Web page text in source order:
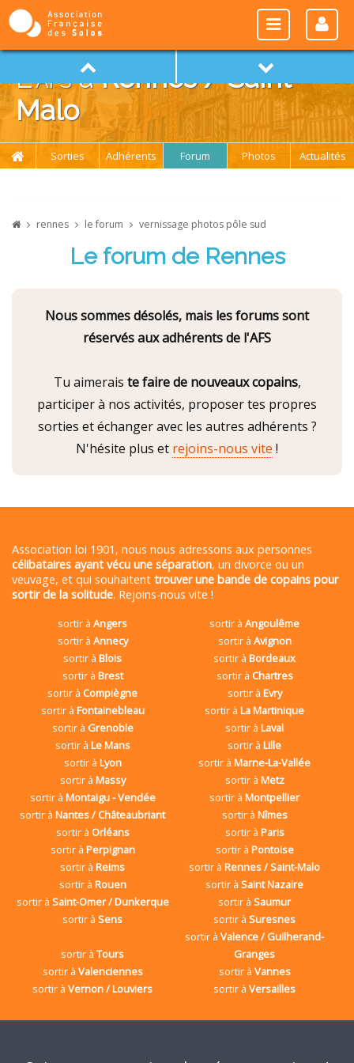
L'afsàRennes / Saint-
Malo
Sorties Adhérents Forum Photos Actualités
rennes le forum vernissage photos pôle sud
Le forum de Rennes
Nous sommes désolés, mais les forums sont
réservés aux adhérents de l'AFS
Tu aimerais te faire de nouveaux copains,
participer à nos activités, proposer tes propres
sorties et échanger avec les autres adhérents ?
N'hésite plus et rejoins-nous vite !
Association loi 1901, nous nous adressons aux personnes
célibataires ayant vécu une séparation, un divorce ou un
veuvage, et qui souhaitent trouver une bande de copains pour
sortir de la solitude. Rejoins-nous vite !
sortir àAngers sortir àAngoulême
sortir à Annecy sortir à Avignon
sortir àBlois sortir àBordeaux
sortir à Brest sortir à Chartres
sortir à Compiègne sortir à Evry
sortir à Fontainebleau sortir àLa Martinique
sortir à Grenoble sortir àLaval
sortir à Le Mans sortir àLille
sortir à Lyon sortir àMarne-La-Vallée
sortir à Massy sortir à Metz
sortir à Montaigu - Vendée sortir àMontpellier
sortir àNantes / Châteaubriant sortir à Nîmes
sortir à Orléans sortir à Paris
sortir à Perpignan sortir à Pontoise
sortir àReims sortir àRennes / Saint-Malo
sortir à Rouen sortir àSaint Nazaire
sortir à Saint-Omer / Dunkerque sortir àSaumur
sortir àSens sortir àSuresnes
sortir àTours
sortir àValence / Guilherand-
Granges
sortir à Valenciennes sortir à Vannes
sortir àVernon / Louviers sortir àVersailles